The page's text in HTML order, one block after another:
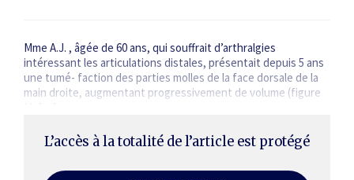
Mme A.J. , âgée de 60 ans, qui souffrait d’arthralgies
intéressant les articulations distales, présentait depuis 5 ans
une tumé- faction des parties molles de la face dorsale de la
main droite, augmentant progressivement de volume (figure
L’accès à la totalité de l’article est protégé